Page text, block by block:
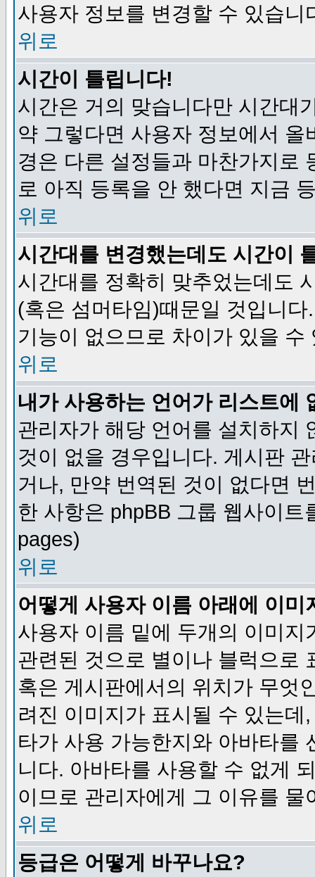
사용자 정보를 변경할 수 있습니
위로
시간이 틀립니다!
시간은 거의 맞습니다만 시간대
약 그렇다면 사용자 정보에서
경은 다른 설정들과 마찬가지로
로 아직 등록을 안 했다면 지금
위로
시간대를 변경했는데도 시간이
시간대를 정확히 맞추었는데도
(혹은 섬머타임)때문일 것입니
기능이 없으므로 차이가 있을 수
위로
내가 사용하는 언어가 리스트에
관리자가 해당 언어를 설치하지
것이 없을 경우입니다. 게시판
거나, 만약 번역된 것이 없다면
한 사항은 phpBB 그룹 웹사이
pages)
위로
어떻게 사용자 이름 아래에 이미
사용자 이름 밑에 두개의 이미
관련된 것으로 별이나 블럭으로
혹은 게시판에서의 위치가 무엇
려진 이미지가 표시될 수 있는
타가 사용 가능한지와 아바타를
니다. 아바타를 사용할 수 없게
이므로 관리자에게 그 이유를 물
위로
등급은 어떻게 바꾸나요?